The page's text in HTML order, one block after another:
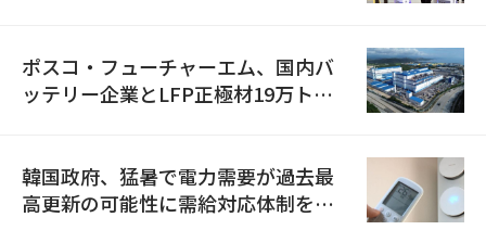
ポスコ・フューチャーエム、国内バ
ッテリー企業とLFP正極材19万トン
韓国政府、猛暑で電力需要が過去最
高更新の可能性に需給対応体制を点